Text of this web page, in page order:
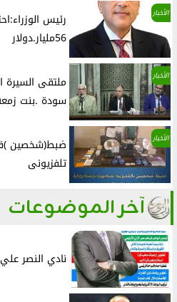
الأخبار
رئيس
56مليار.دولار
الأخبار
ملتقى السيرة
سودة .بنت
الأخبار
ضبط(شخصين
تلفزيونى
آخر الموضوعات
نادي النصر